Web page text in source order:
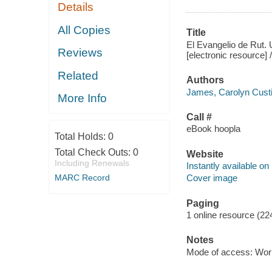
Details
All Copies
Reviews
Related
More Info
Total Holds: 0
Total Check Outs: 0
Including Renewals
MARC Record
Title
El Evangelio de Rut.
[electronic resource]
Authors
James, Carolyn
Call #
eBook hoopla
Website
Instantly available on
Cover image
Paging
1 online resource
Notes
Mode of access: